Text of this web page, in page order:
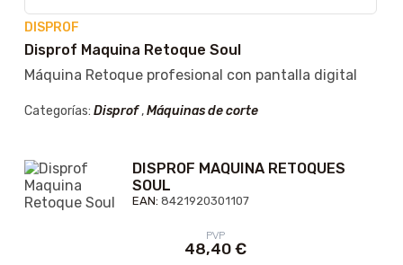
DISPROF
Disprof Maquina Retoque Soul
Máquina Retoque profesional con pantalla digital
Categorías: Disprof,Máquinas de corte
DISPROF MAQUINA RETOQUES
SOUL
EAN: 8421920301107
PVP
48,40 €